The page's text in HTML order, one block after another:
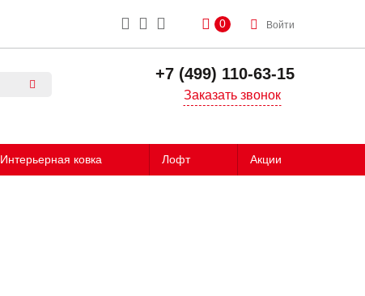
0 Войти
+7 (499) 110-63-15
Заказать звонок
Интерьерная ковка Лофт Акции